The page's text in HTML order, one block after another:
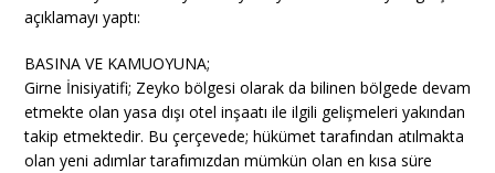
açıklamayı yaptı:
BASINA VE KAMUOYUNA;
Girne İnisiyatifi; Zeyko bölgesi olarak da bilinen bölgede devam
etmekte olan yasa dışı otel inşaatı ile ilgili gelişmeleri yakından
takip etmektedir. Bu çerçevede; hükümet tarafından atılmakta
olan yeni adımlar tarafımızdan mümkün olan en kısa süre